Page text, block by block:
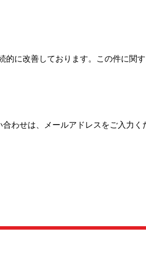
に改善しております。この件に関
わせは、メールアドレスをご入力く